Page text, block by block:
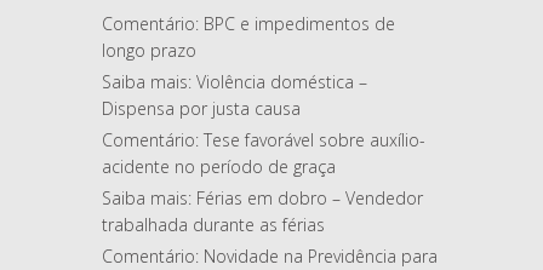
Comentário: BPC e impedimentos de
longo prazo
Saiba mais: Violência doméstica –
Dispensa por justa causa
Comentário: Tese favorável sobre auxílio-
acidente no período de graça
Saiba mais: Férias em dobro – Vendedor
trabalhada durante as férias
Comentário: Novidade na Previdência para